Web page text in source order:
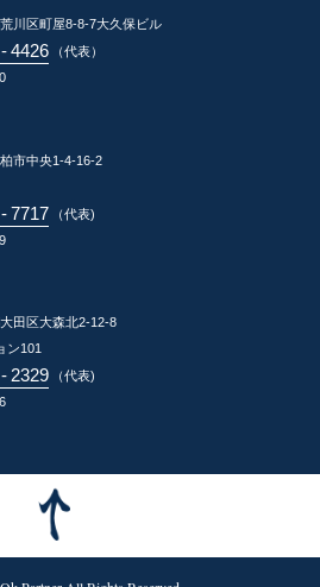
川区町屋8-8-7大久保ビル
- 4426
（代表）
市中央1-4-16-2
- 7717
（代表)
田区大森北2-12-8
ン101
- 2329
（代表)